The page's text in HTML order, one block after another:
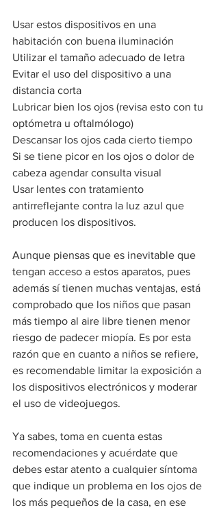
Usar estos dispositivos en una
habitación con buena iluminación
Utilizar el tamaño adecuado de letra
Evitar el uso del dispositivo a una
distancia corta
Lubricar bien los ojos (revisa esto con tu
optómetra u oftalmólogo)
Descansar los ojos cada cierto tiempo
Si se tiene picor en los ojos o dolor de
cabeza agendar consulta visual
Usar lentes con tratamiento
antirreflejante contra la luz azul que
producen los dispositivos.
Aunque piensas que es inevitable que
tengan acceso a estos aparatos, pues
además sí tienen muchas ventajas, está
comprobado que los niños que pasan
más tiempo al aire libre tienen menor
riesgo de padecer miopía. Es por esta
razón que en cuanto a niños se refiere,
es recomendable limitar la exposición a
los dispositivos electrónicos y moderar
el uso de videojuegos.
Ya sabes, toma en cuenta estas
recomendaciones y acuérdate que
debes estar atento a cualquier síntoma
que indique un problema en los ojos de
los más pequeños de la casa, en ese